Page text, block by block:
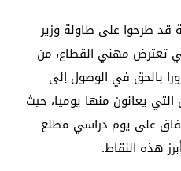
قد طرحوا على طاولة وزير
تعترض مهني القطاع، من
بالحق في الوصول إلى
يعانون منها يوميا، حيث
على يوم دراسي مطلع
هذه النقاط.